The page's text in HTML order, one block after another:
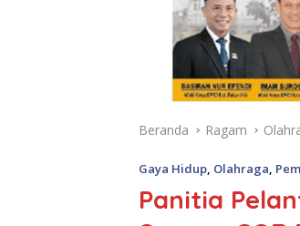
Beranda Ragam
Gaya Hidup, Olahraga,
Panitia